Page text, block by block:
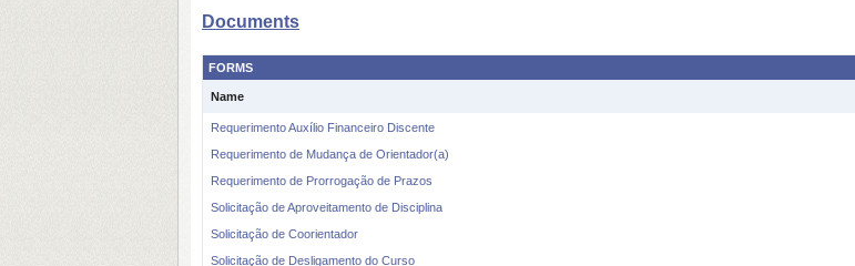
Documents
FORMS
Name
Requerimento Auxílio Financeiro Discente
Requerimento de Mudança de Orientador(a)
Requerimento de Prorrogação de Prazos
Solicitação de Aproveitamento de Disciplina
Solicitação de Coorientador
Solicitação de Desligamento do Curso